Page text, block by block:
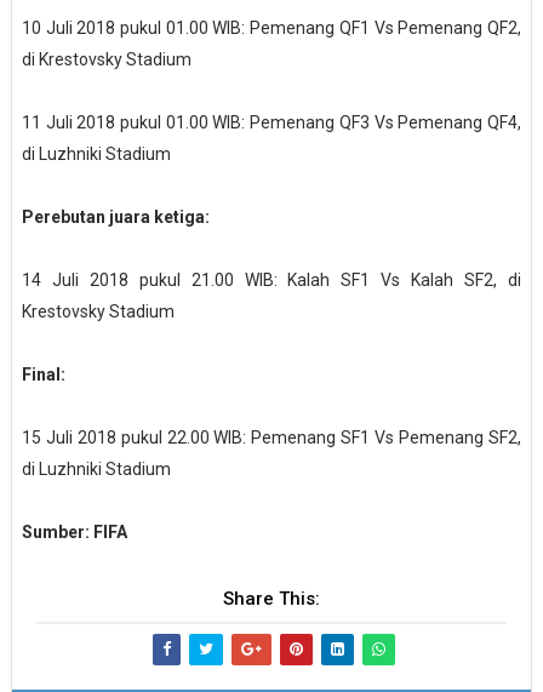
10 Juli 2018 pukul 01.00 WIB: Pemenang QF1 Vs Pemenang QF2,
di Krestovsky Stadium
11 Juli 2018 pukul 01.00 WIB: Pemenang QF3 Vs Pemenang QF4,
di Luzhniki Stadium
Perebutan juara ketiga:
14 Juli 2018 pukul 21.00 WIB: Kalah SF1 Vs Kalah SF2, di
Krestovsky Stadium
Final:
15 Juli 2018 pukul 22.00 WIB: Pemenang SF1 Vs Pemenang SF2,
di Luzhniki Stadium
Sumber: FIFA
Share This: